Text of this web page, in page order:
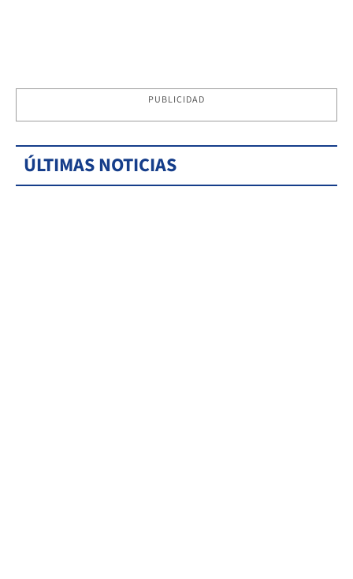
PUBLICIDAD
ÚLTIMAS NOTICIAS